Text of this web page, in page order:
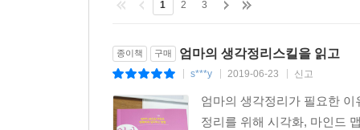
1 2 3
종이책 구매 엄마의 생각정리스킬을 읽고
s***y 2019-06-23 신고
엄마의 생각정리가 필요한
정리를 위해 시각화, 마인드